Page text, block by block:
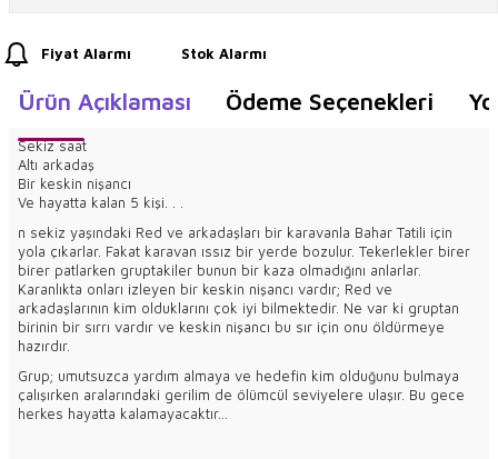
Fiyat Alarmı Stok Alarmı
Ürün Açıklaması Ödeme Seçenekleri
Sekiz saat
Altı arkadaş
Bir keskin nişancı
Ve hayatta kalan 5 kişi. . .
n sekiz yaşındaki Red ve arkadaşları bir karavanla Bahar Tatili için
yola çıkarlar. Fakat karavan ıssız bir yerde bozulur. Tekerlekler birer
birer patlarken gruptakiler bunun bir kaza olmadığını anlarlar.
Karanlıkta onları izleyen bir keskin nişancı vardır; Red ve
arkadaşlarının kim olduklarını çok iyi bilmektedir. Ne var ki gruptan
birinin bir sırrı vardır ve keskin nişancı bu sır için onu öldürmeye
hazırdır.
Grup; umutsuzca yardım almaya ve hedefin kim olduğunu bulmaya
çalışırken aralarındaki gerilim de ölümcül seviyelere ulaşır. Bu gece
herkes hayatta kalamayacaktır…